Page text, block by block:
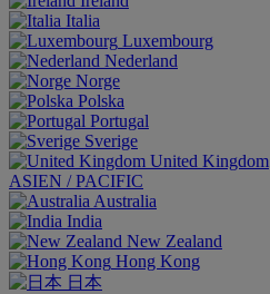
Italia
Luxembourg
Nederland
Norge
Polska
Portugal
Sverige
United Kingdom
ASIEN / PACIFIC
Australia
India
New Zealand
Hong Kong
日本